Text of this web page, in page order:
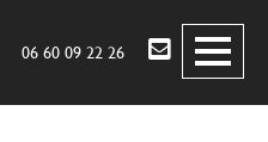
06 60 09 22 26